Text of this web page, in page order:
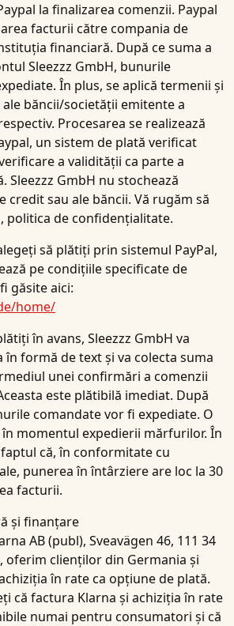
la finalizarea comenzii. Paypal
facturii către compania de
financiară. După ce suma a
Sleezzz GmbH, bunurile
În plus, se aplică termenii și
băncii/societății emitente a
Procesarea se realizează
un sistem de plată verificat
a validității ca parte a
Sleezzz GmbH nu stochează
credit sau ale băncii. Vă rugăm să
politica de confidențialitate.
să plătiți prin sistemul PayPal,
pe condițiile specificate de
găsite aici:
home/
în avans, Sleezzz GmbH va
formă de text și va colecta suma
unei confirmări a comenzii
este plătibilă imediat. După
comandate vor fi expediate. O
momentul expedierii mărfurilor. În
că, în conformitate cu
punerea în întârziere are loc la 30
facturii.
și finanțare
AB (publ), Sveavägen 46, 111 34
oferim clienților din Germania și
în rate ca opțiune de plată.
că factura Klarna și achiziția în rate
numai pentru consumatori și că